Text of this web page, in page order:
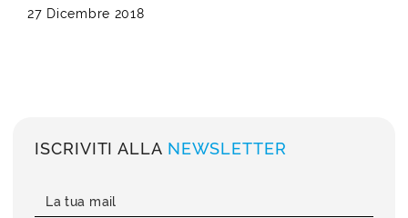
27 Dicembre 2018
ISCRIVITI ALLA NEWSLETTER